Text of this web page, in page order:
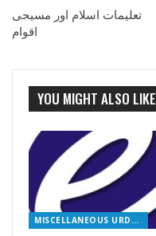
تعلیمات اسلام اور مسیحی
اقوام
YOU MIGHT ALSO LIKE
MISCELLANEOUS URDU BOOKS